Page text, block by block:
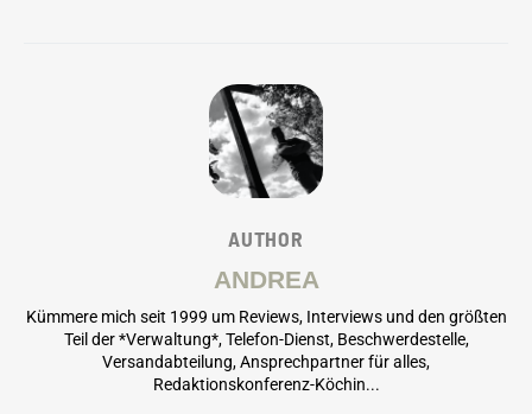
AUTHOR
ANDREA
Kümmere mich seit 1999 um Reviews, Interviews und den größten
Teil der *Verwaltung*, Telefon-Dienst, Beschwerdestelle,
Versandabteilung, Ansprechpartner für alles,
Redaktionskonferenz-Köchin...